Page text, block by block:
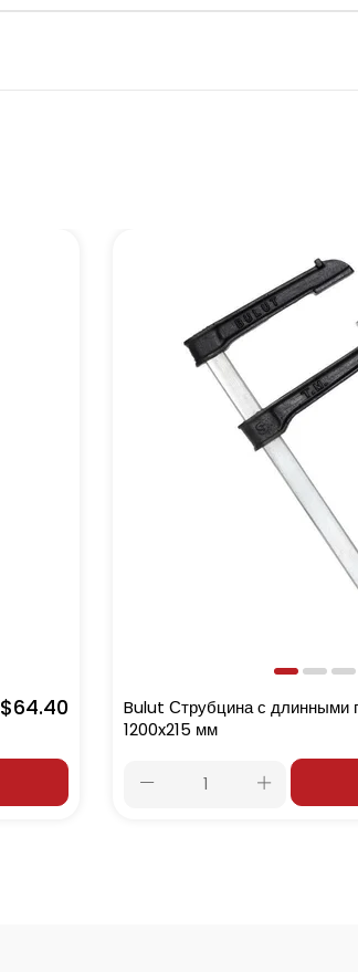
$64.40
Bulut Струбцина с длинными
1200x215 мм